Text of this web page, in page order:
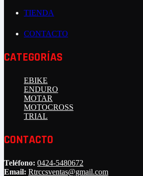
TIENDA
CONTACTO
CATEGORÍAS
EBIKE
ENDURO
MOTAR
MOTOCROSS
TRIAL
CONTACTO
Teléfono: 0424-5480672
Email: Rtrccsventas@gmail.com